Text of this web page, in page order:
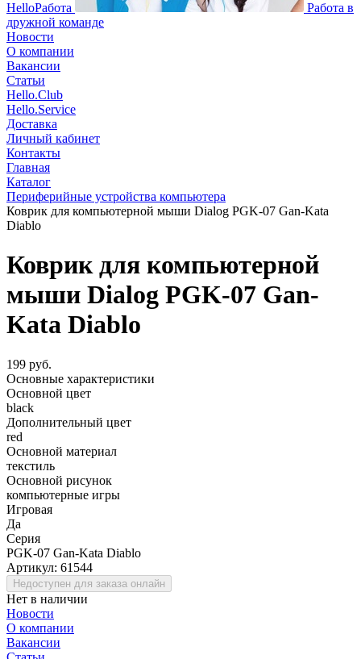
HelloРабота
Работа в
дружной команде
Новости
О компании
Вакансии
Статьи
Hello.Club
Hello.Service
Доставка
Личный кабинет
Контакты
Главная
Каталог
Периферийные устройства компьютера
Коврик для компьютерной мыши Dialog PGK-07 Gan-Kata
Diablo
Коврик для компьютерной
мыши Dialog PGK-07 Gan-
Kata Diablo
199 руб.
Основные характеристики
Основной цвет
black
Дополнительный цвет
red
Основной материал
текстиль
Основной рисунок
компьютерные игры
Игровая
Да
Серия
PGK-07 Gan-Kata Diablo
Артикул: 61544
Недоступен для заказа онлайн
Нет в наличии
Новости
О компании
Вакансии